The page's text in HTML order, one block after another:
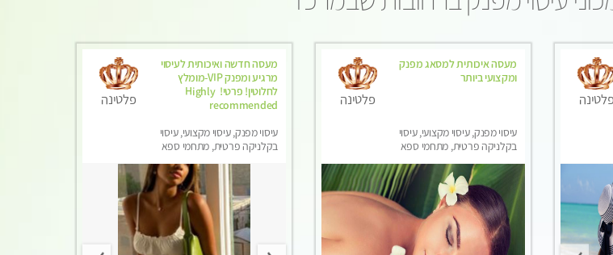
פלטינה
מעסה איכותית למסאג מפנק
ומקצועי ביותר
עיסוי מפנק, עיסוי מקצועי, עיסוי
בקלניקה פרטית, מתחמי ספא
טנטרה
פלטינה
מעסה חדשה ואיכותית לעיסוי
מרגיע ומפנק VIP-מומלץ
לחלוטין! פרטי! ​​​​​​ Highly
recommended
עיסוי מפנק, עיסוי מקצועי, עיסוי
בקלניקה פרטית, מתחמי ספא
פלטינה